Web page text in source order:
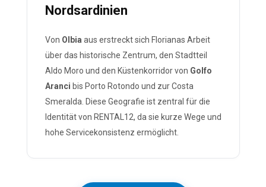
Nordsardinien
Von Olbia aus erstreckt sich Florianas Arbeit
über das historische Zentrum, den Stadtteil
Aldo Moro und den Küstenkorridor von Golfo
Aranci bis Porto Rotondo und zur Costa
Smeralda. Diese Geografie ist zentral für die
Identität von RENTAL12, da sie kurze Wege und
hohe Servicekonsistenz ermöglicht.